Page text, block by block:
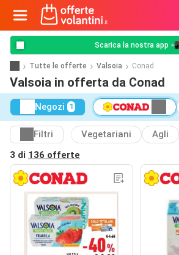
Scarica la nostra app 📲
Tutte le offerte Valsoia Conad
Valsoia in offerta da Conad
Negozi 1
Filtri Vegetariani Agli
3 di 136 offerte